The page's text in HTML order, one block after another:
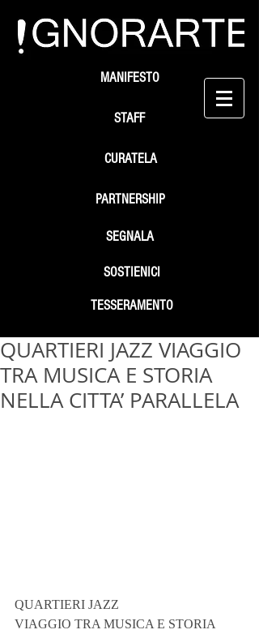
STAFF
SEGNALA
SOSTIENICI
MANIFESTO
PARTNERSHIP
TESSERAMENTO
CURATELA
QUARTIERI JAZZ VIAGGIO
TRA MUSICA E STORIA
NELLA CITTA’ PARALLELA
QUARTIERI JAZZ
VIAGGIO TRA MUSICA E STORIA